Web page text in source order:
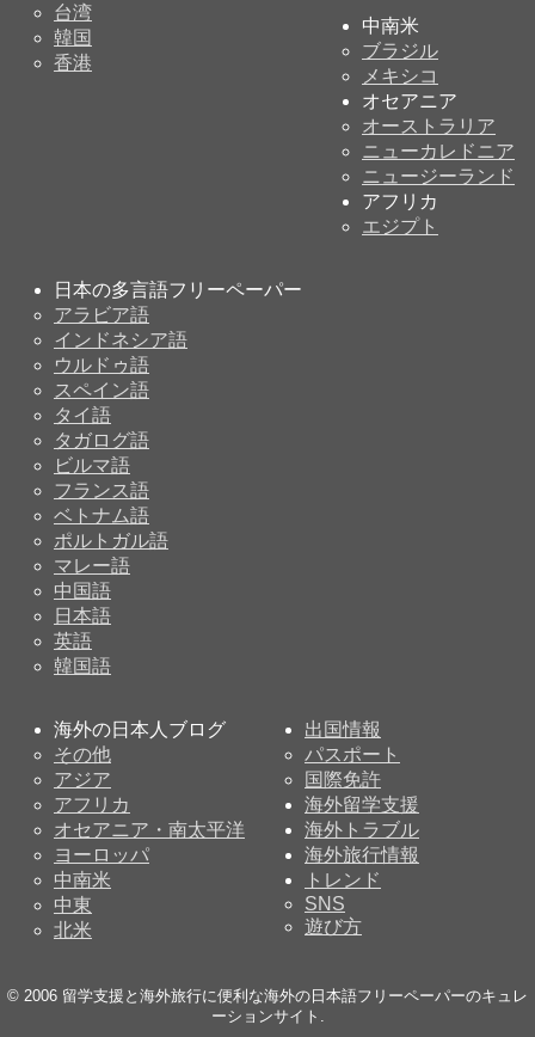
台湾
韓国
香港
中南米
ブラジル
メキシコ
オセアニア
オーストラリア
ニューカレドニア
ニュージーランド
アフリカ
エジプト
日本の多言語フリーペーパー
アラビア語
インドネシア語
ウルドゥ語
スペイン語
タイ語
タガログ語
ビルマ語
フランス語
ベトナム語
ポルトガル語
マレー語
中国語
日本語
英語
韓国語
海外の日本人ブログ
その他
アジア
アフリカ
オセアニア・南太平洋
ヨーロッパ
中南米
中東
北米
出国情報
パスポート
国際免許
海外留学支援
海外トラブル
海外旅行情報
トレンド
SNS
遊び方
© 2006 留学支援と海外旅行に便利な海外の日本語フリーペーパーのキュレ
ーションサイト .